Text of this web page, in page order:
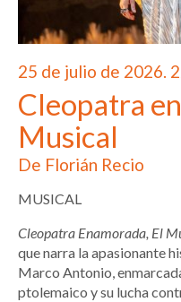
25 de julio de 2026.
Cleopatra
Musical
De Florián Recio
MUSICAL
Cleopatra Enamorada, El
que narra la apasionante
Marco Antonio,
ptolemaico y su lucha